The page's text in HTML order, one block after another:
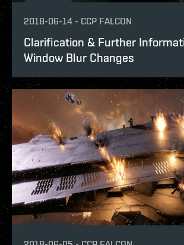
2018-06-14 - CCP FALCON
Clarification & Further
Window Blur Changes